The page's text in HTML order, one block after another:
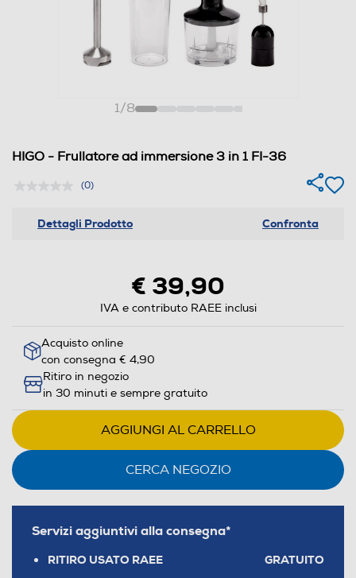
1/8
HIGO - Frullatore ad immersione 3 in 1 FI-36
(0)
Dettagli Prodotto Confronta
€ 39,90
IVA e contributo RAEE inclusi
Acquisto online
con consegna € 4,90
Ritiro in negozio
in 30 minuti e sempre gratuito
AGGIUNGI AL CARRELLO
CERCA NEGOZIO
Servizi aggiuntivi alla consegna*
RITIRO USATO RAEE GRATUITO